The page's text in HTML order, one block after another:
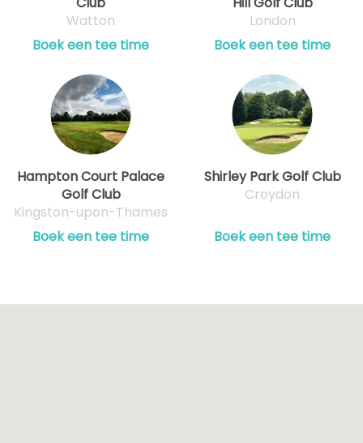
Watton
Boek een tee time
London
Boek een tee time
Hampton Court Palace
Golf Club
Kingston-upon-Thames
Boek een tee time
Shirley Park Golf Club
Croydon
Boek een tee time